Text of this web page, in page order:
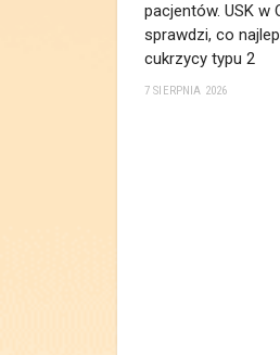
pacjentów. USK w
sprawdzi, co
cukrzycy typu 2
7 SIERPNIA 2026